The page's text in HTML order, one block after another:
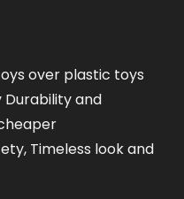
over plastic toys
Durability and
Timeless look and